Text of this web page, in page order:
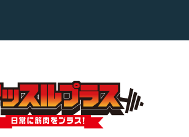
【TV】TBS番組「ひるおび」にてマッスルプ
TOKYO FMラジオ番組「ONE MORNING」
で紹介さ…